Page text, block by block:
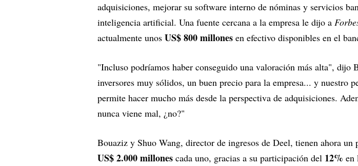
adquisiciones, mejorar su software interno de nóminas y servicios
inteligencia artificial. Una fuente cercana a la empresa le dijo a
actualmente unos US$ 800 millones en efectivo disponibles en el
"Incluso podríamos haber conseguido una valoración más alta", dijo
inversores muy sólidos, un buen precio para la empresa... y nuestro
permite hacer mucho más desde la perspectiva de adquisiciones.
nunca viene mal, ¿no?"
Bouaziz y Shuo Wang, director de ingresos de Deel, tienen ahora un
US$ 2.000 millones cada uno, gracias a su participación del 12% en